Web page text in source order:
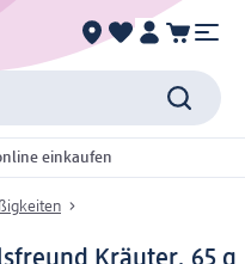
online einkaufen